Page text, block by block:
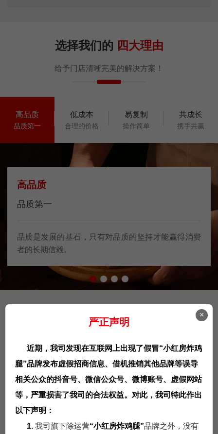
×
严正声明
近期，我司发现在互联网上出现了假冒“小红房炸鸡
腿”品牌发布虚假招商信息、借机推销其他品牌等误导
相关公众的抖音号、微信公众号、微博账号、虚假网站
等，严重损害了我司的合法权益。对此，我司特此作出
以下声明：
1.我司旗下除运营“小红房炸鸡腿”品牌之外，没有
选择我们的 四大理由
给予门店清晰完美的解决方案！
高品质
品质第一
低成本
合理的价格
易复制
操作简单
共成长
携手共赢
高品质
品质第一
品质是发展的基石，只有对品质的坚持才能赢得消费
者的长期信赖。
门店展示